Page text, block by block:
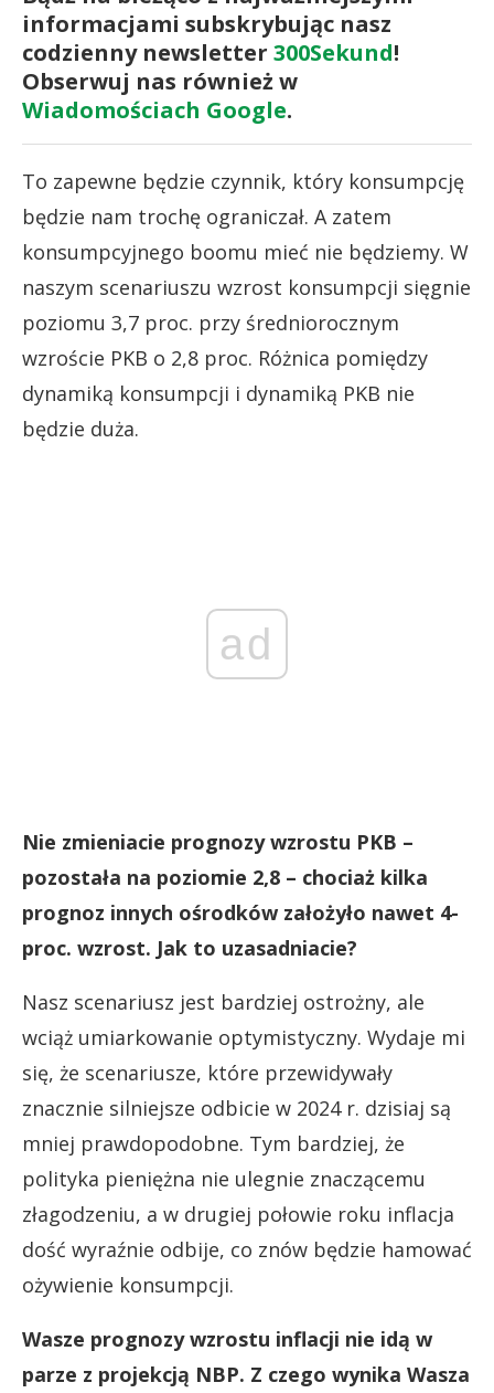
informacjami subskrybując nasz
codzienny newsletter 300Sekund!
Obserwuj nas również w
Wiadomościach Google.
To zapewne będzie czynnik, który konsumpcję
będzie nam trochę ograniczał. A zatem
konsumpcyjnego boomu mieć nie będziemy. W
naszym scenariuszu wzrost konsumpcji sięgnie
poziomu 3,7 proc. przy średniorocznym
wzroście PKB o 2,8 proc. Różnica pomiędzy
dynamiką konsumpcji i dynamiką PKB nie
będzie duża.
ad
Nie zmieniacie prognozy wzrostu PKB –
pozostała na poziomie 2,8 – chociaż kilka
prognoz innych ośrodków założyło nawet 4-
proc. wzrost. Jak to uzasadniacie?
Nasz scenariusz jest bardziej ostrożny, ale
wciąż umiarkowanie optymistyczny. Wydaje mi
się, że scenariusze, które przewidywały
znacznie silniejsze odbicie w 2024 r. dzisiaj są
mniej prawdopodobne. Tym bardziej, że
polityka pieniężna nie ulegnie znaczącemu
złagodzeniu, a w drugiej połowie roku inflacja
dość wyraźnie odbije, co znów będzie hamować
ożywienie konsumpcji.
Wasze prognozy wzrostu inflacji nie idą w
parze z projekcją NBP. Z czego wynika Wasza